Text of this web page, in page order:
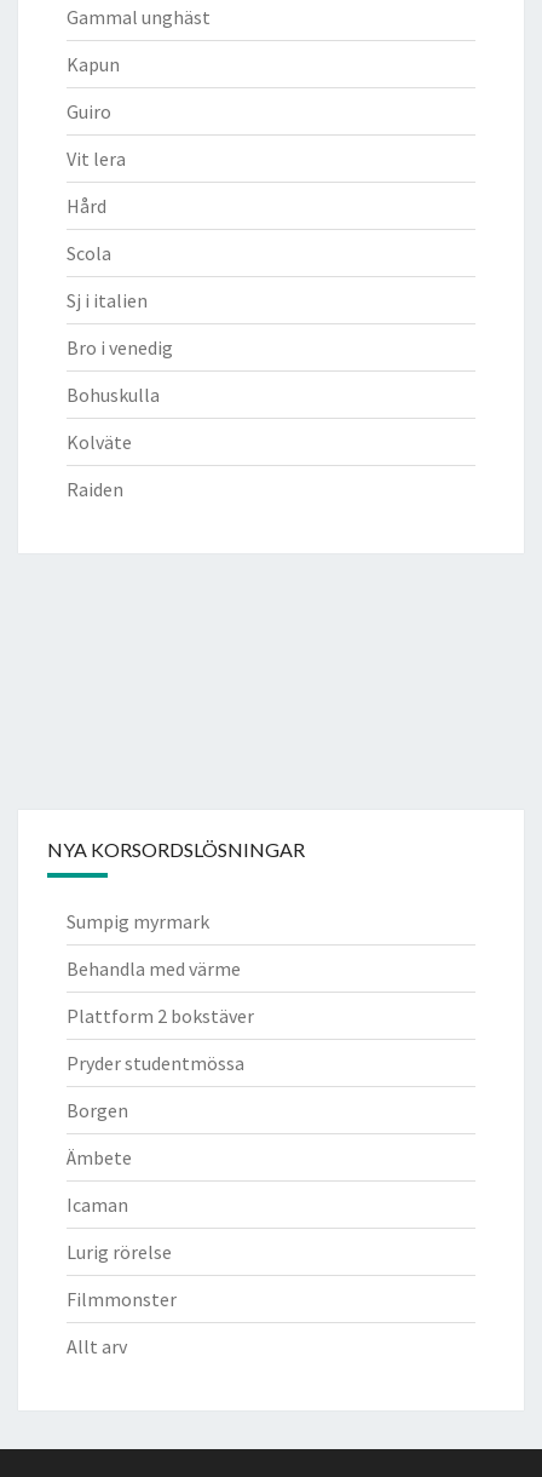
Gammal unghäst
Kapun
Guiro
Vit lera
Hård
Scola
Sj i italien
Bro i venedig
Bohuskulla
Kolväte
Raiden
NYA KORSORDSLÖSNINGAR
Sumpig myrmark
Behandla med värme
Plattform 2 bokstäver
Pryder studentmössa
Borgen
Ämbete
Icaman
Lurig rörelse
Filmmonster
Allt arv